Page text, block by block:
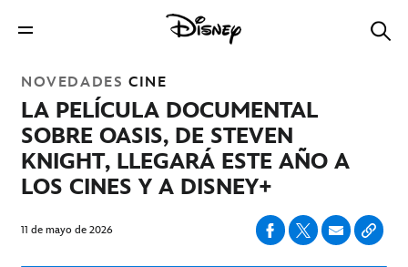
NOVEDADES CINE
LA PELÍCULA DOCUMENTAL
SOBRE OASIS, DE STEVEN
KNIGHT, LLEGARÁ ESTE AÑO A
LOS CINES Y A DISNEY+
11 de mayo de 2026